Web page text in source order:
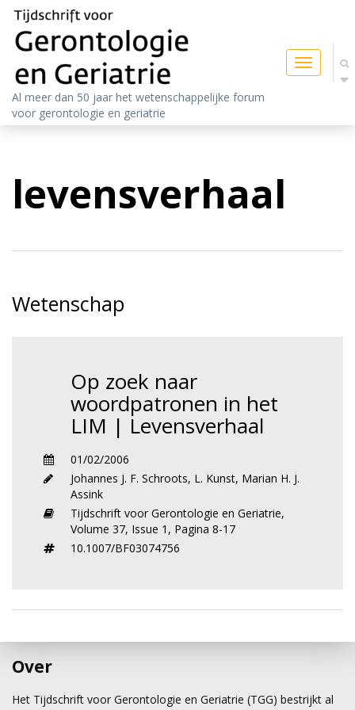
Toggle
navigation
Al meer dan 50 jaar het wetenschappelijke forum
voor gerontologie en geriatrie
levensverhaal
Wetenschap
Op zoek naar
woordpatronen in het
LIM | Levensverhaal
01/02/2006
Johannes J. F. Schroots, L. Kunst, Marian H. J.
Assink
Tijdschrift voor Gerontologie en Geriatrie,
Volume 37, Issue 1, Pagina 8-17
10.1007/BF03074756
Over
Het Tijdschrift voor Gerontologie en Geriatrie (TGG) bestrijkt al